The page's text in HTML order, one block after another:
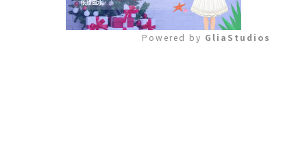
Powered by GliaStudios